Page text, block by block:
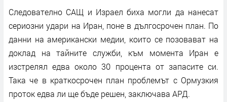
Следователно САЩ и Израел биха могли да нанесат
сериозни удари на Иран, поне в дългосрочен план. По
данни на американски медии, които се позовават на
доклад на тайните служби, към момента Иран е
изстрелял едва около 30 процента от запасите си.
Така че в краткосрочен план проблемът с Ормузкия
проток едва ли ще бъде решен, заключава АРД.